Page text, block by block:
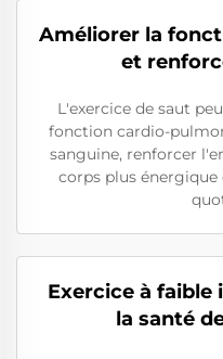
Améliorer la
et
L'exercice de saut
fonction cardio-
sanguine, renforcer
corps plus
Exercice à
la santé